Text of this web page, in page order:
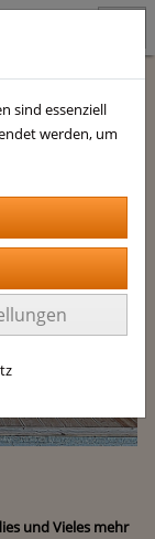
und Vieles mehr
sind essenziell
werden, um